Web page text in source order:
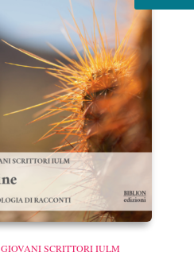
GIOVANI SCRITTORI IULM